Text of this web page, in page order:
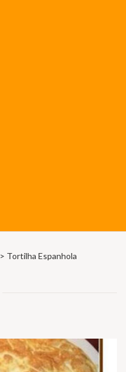
> Tortilha Espanhola